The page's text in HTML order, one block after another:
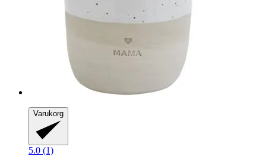
Varukorg
5.0 (1)